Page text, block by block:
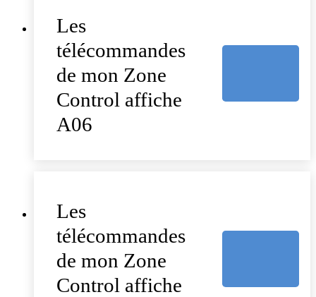
Les
télécommandes
de mon Zone
Control affiche
A06
Les
télécommandes
de mon Zone
Control affiche